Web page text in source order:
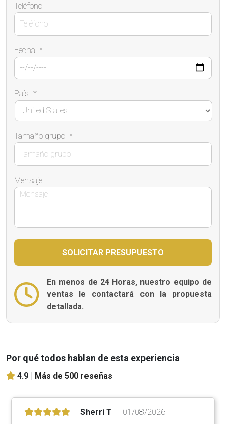
Teléfono
Fecha *
País *
Tamaño grupo *
Mensaje
En menos de 24 Horas, nuestro equipo de
ventas le contactará con la propuesta
detallada.
Por qué todos hablan de esta experiencia
4.9 | Más de 500 reseñas
Sherri T 01/08/2026